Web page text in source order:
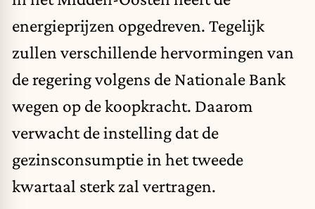
energieprijzen opgedreven. Tegelijk
zullen verschillende hervormingen van
de regering volgens de Nationale Bank
wegen op de koopkracht. Daarom
verwacht de instelling dat de
gezinsconsumptie in het tweede
kwartaal sterk zal vertragen.